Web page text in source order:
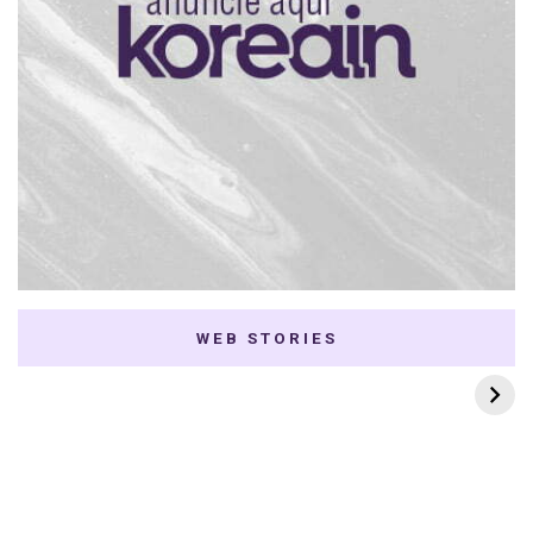
WEB STORIES
7 K-dramas Enemies
to Lovers
Thai Dramas com
First e Khaotung